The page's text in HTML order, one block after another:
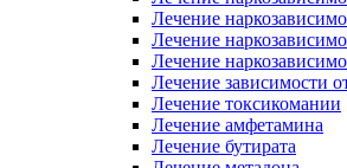
Лечение
Лечение
Лечение
Лечение зависимости
Лечение токсикомании
Лечение амфетамина
Лечение бутирата